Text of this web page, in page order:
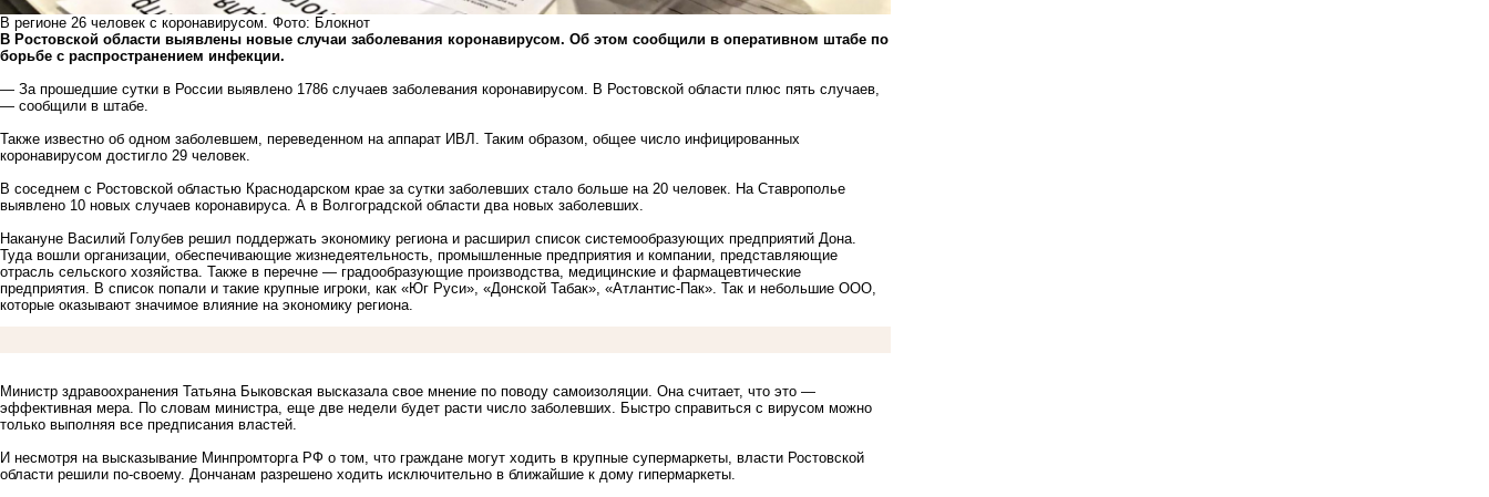
В регионе 26 человек с коронавирусом. Фото: Блокнот
В Ростовской области выявлены новые случаи заболевания коронавирусом. Об этом сообщили в оперативном штабе по
борьбе с распространением инфекции.
— За прошедшие сутки в России выявлено 1786 случаев заболевания коронавирусом. В Ростовской области плюс пять случаев,
— сообщили в штабе.
Также известно об одном заболевшем, переведенном на аппарат ИВЛ. Таким образом, общее число инфицированных
коронавирусом достигло 29 человек.
В соседнем с Ростовской областью Краснодарском крае за сутки заболевших стало больше на 20 человек. На Ставрополье
выявлено 10 новых случаев коронавируса. А в Волгоградской области два новых заболевших.
Накануне Василий Голубев решил поддержать экономику региона и расширил список системообразующих предприятий Дона.
Туда вошли организации, обеспечивающие жизнедеятельность, промышленные предприятия и компании, представляющие
отрасль сельского хозяйства. Также в перечне — градообразующие производства, медицинские и фармацевтические
предприятия. В список попали и такие крупные игроки, как «Юг Руси», «Донской Табак», «Атлантис-Пак». Так и небольшие ООО,
которые оказывают значимое влияние на экономику региона.
Министр здравоохранения Татьяна Быковская высказала свое мнение по поводу самоизоляции. Она считает, что это —
эффективная мера. По словам министра, еще две недели будет расти число заболевших. Быстро справиться с вирусом можно
только выполняя все предписания властей.
И несмотря на высказывание Минпромторга РФ о том, что граждане могут ходить в крупные супермаркеты, власти Ростовской
области решили по-своему. Дончанам разрешено ходить исключительно в ближайшие к дому гипермаркеты.